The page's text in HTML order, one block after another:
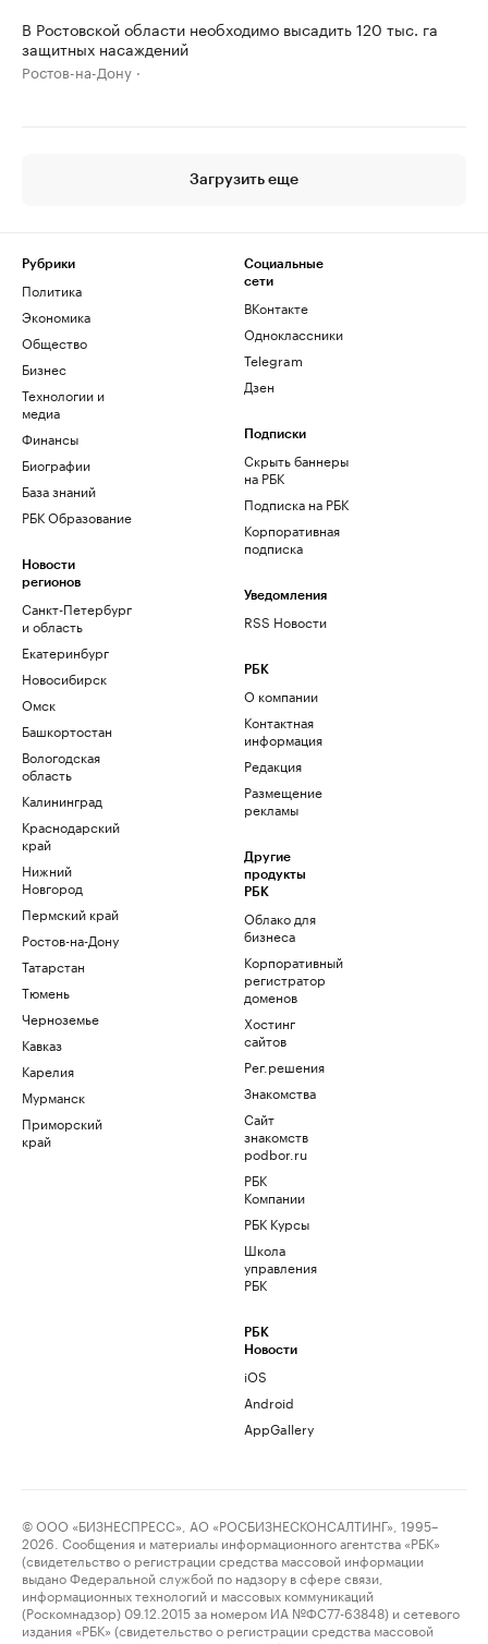
В Ростовской области необходимо высадить 120 тыс. га
защитных насаждений
Ростов-на-Дону
Загрузить еще
Рубрики
Политика
Экономика
Общество
Бизнес
Технологии и
медиа
Финансы
Биографии
База знаний
РБК Образование
Новости
регионов
Санкт-Петербург
и область
Екатеринбург
Новосибирск
Омск
Башкортостан
Вологодская
область
Калининград
Краснодарский
край
Нижний
Новгород
Пермский край
Ростов-на-Дону
Татарстан
Тюмень
Черноземье
Кавказ
Карелия
Мурманск
Приморский
край
Социальные
сети
ВКонтакте
Одноклассники
Telegram
Дзен
Подписки
Скрыть баннеры
на РБК
Подписка на РБК
Корпоративная
подписка
Уведомления
RSS Новости
РБК
О компании
Контактная
информация
Редакция
Размещение
рекламы
Другие
продукты
РБК
Облако для
бизнеса
Корпоративный
регистратор
доменов
Хостинг
сайтов
Рег.решения
Знакомства
Сайт
знакомств
podbor.ru
РБК
Компании
РБК Курсы
Школа
управления
РБК
РБК
Новости
iOS
Android
AppGallery
© ООО «БИЗНЕСПРЕСС», АО «РОСБИЗНЕСКОНСАЛТИНГ», 1995–
2026. Сообщения и материалы информационного агентства «РБК»
(свидетельство о регистрации средства массовой информации
выдано Федеральной службой по надзору в сфере связи,
информационных технологий и массовых коммуникаций
(Роскомнадзор) 09.12.2015 за номером ИА №ФС77-63848) и сетевого
издания «РБК» (свидетельство о регистрации средства массовой